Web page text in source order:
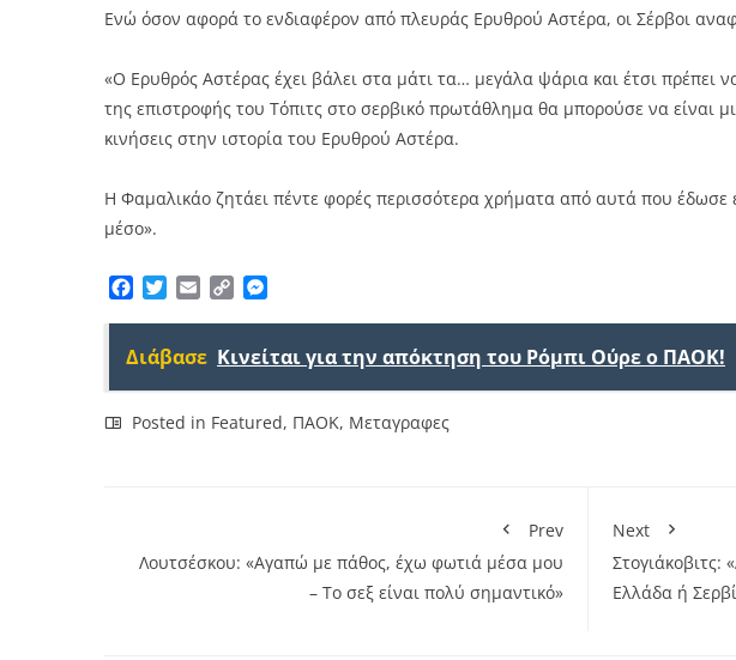
Ενώ όσον αφορά το ενδιαφέρον από πλευράς Ερυθρού Αστέρα, οι Σέρβοι
«Ο Ερυθρός Αστέρας έχει βάλει στα μάτι τα… μεγάλα ψάρια και έτσι πρέπει
της επιστροφής του Τόπιτς στο σερβικό πρωτάθλημα θα μπορούσε να είναι
κινήσεις στην ιστορία του Ερυθρού Αστέρα.
Η Φαμαλικάο ζητάει πέντε φορές περισσότερα χρήματα από αυτά που έδωσε
μέσο».
Facebook
TwitterEmailCopy
Διάβασε Κινείται για την απόκτηση του Ρόμπι Ούρε ο ΠΑΟΚ!
Posted in Featured, ΠΑΟΚ, Μεταγραφες
Prev
Λουτσέσκου: «Αγαπώ με πάθος, έχω φωτιά μέσα μου
– Το σεξ είναι πολύ σημαντικό»
Next
Στογιάκοβιτς:
Ελλάδα ή